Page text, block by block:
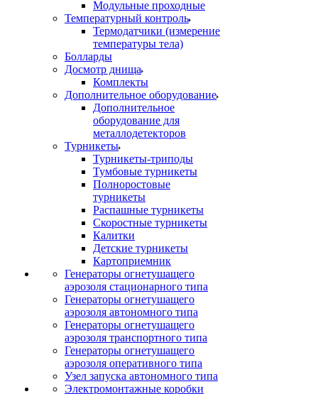
Модульные проходные
Температурный контроль
Термодатчики (измерение
температуры тела)
Болларды
Досмотр днища
Комплекты
Дополнительное оборудование
Дополнительное
оборудование для
металлодетекторов
Турникеты
Турникеты-триподы
Тумбовые турникеты
Полноростовые
турникеты
Распашные турникеты
Скоростные турникеты
Калитки
Детские турникеты
Картоприемник
Генераторы огнетушащего
аэрозоля стационарного типа
Генераторы огнетушащего
аэрозоля автономного типа
Генераторы огнетушащего
аэрозоля транспортного типа
Генераторы огнетушащего
аэрозоля оперативного типа
Узел запуска автономного типа
Электромонтажные коробки